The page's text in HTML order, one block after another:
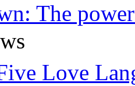
The
Love